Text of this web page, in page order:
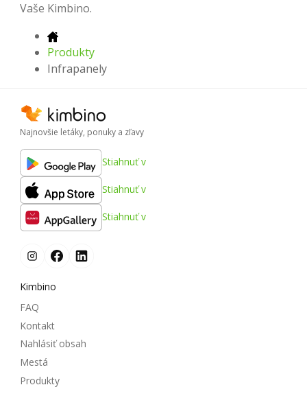
Vaše Kimbino.
Produkty
Infrapanely
Najnovšie letáky, ponuky a zľavy
Stiahnuť v
Stiahnuť v
Stiahnuť v
Kimbino
FAQ
Kontakt
Nahlásiť obsah
Mestá
Produkty